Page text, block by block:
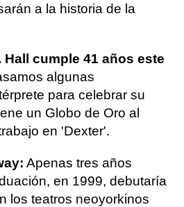
a la historia de la
Hall cumple 41 años este
algunas
para celebrar su
un Globo de Oro al
en 'Dexter'.
Apenas tres años
en 1999, debutaría
los teatros neoyorkinos